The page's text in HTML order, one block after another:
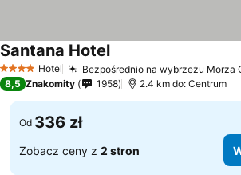
4 KategoriaHotel Bezpośrednio na wybrzeżu Morza
Santana Hotel
8,5 Znakomity 1958 2.4 km do: Centrum
Od 336 zł
Zobacz ceny z 2 stron